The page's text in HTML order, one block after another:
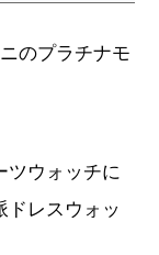
のプラチナモ
ツウォッチに
レスウォッ